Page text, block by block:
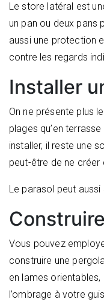
Le store latéral est
un pan ou deux pans
aussi une protection
contre les regards
Installer
On ne présente plus
plages qu’en
installer, il reste une
peut-être de ne créer
Le parasol peut aussi
Vous pouvez
construire une
en lames
l’ombrage à votre